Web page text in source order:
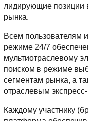
лидирующие позиции
рынка.
Всем пользователям
режиме 24/7
мультиотраслевому
поиском в режиме
сегментам рынка, а
отраслевым
Каждому участнику